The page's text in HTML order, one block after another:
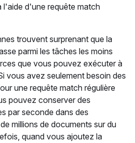
d'une requête match
trouvent surprenant que la
parmi les tâches les moins
que vous pouvez exécuter à
vous avez seulement besoin des
une requête match régulière
pouvez conserver des
par seconde dans des
millions de documents sur du
quand vous ajoutez la